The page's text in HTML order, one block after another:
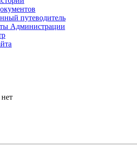
путеводитель
Администрации